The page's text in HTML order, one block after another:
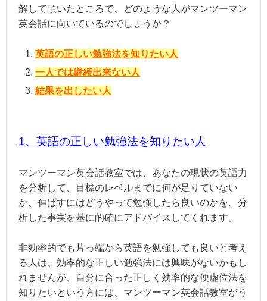
解して頂いたところで、どのような人がマンツーマン
英会話に向いているのでしょうか？
英語の正しい勉強法を知りたい人
一人では継続出来ない人
結果を出したい人
1、英語の正しい勉強法を知りたい人
マンツーマン英会話教室では、あなたの現状の英語力
を分析して、目標のレベルまでに何が足りていない
か、伸ばすにはどうやって勉強したら良いのかを、分
析した事実を基に的確にアドバイスしてくれます。
非効率的でも片っ端から英語を勉強しても良いと考え
る人は、効率的な正しい勉強法には興味がないかもし
れませんが、自分に合った正しく効率的な便虚位法を
知りたいという方には、マンツーマン英会話教室がう